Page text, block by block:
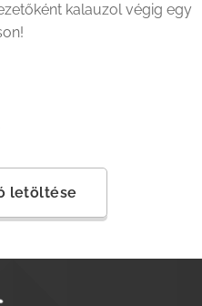
kalauzol végig egy
letöltése